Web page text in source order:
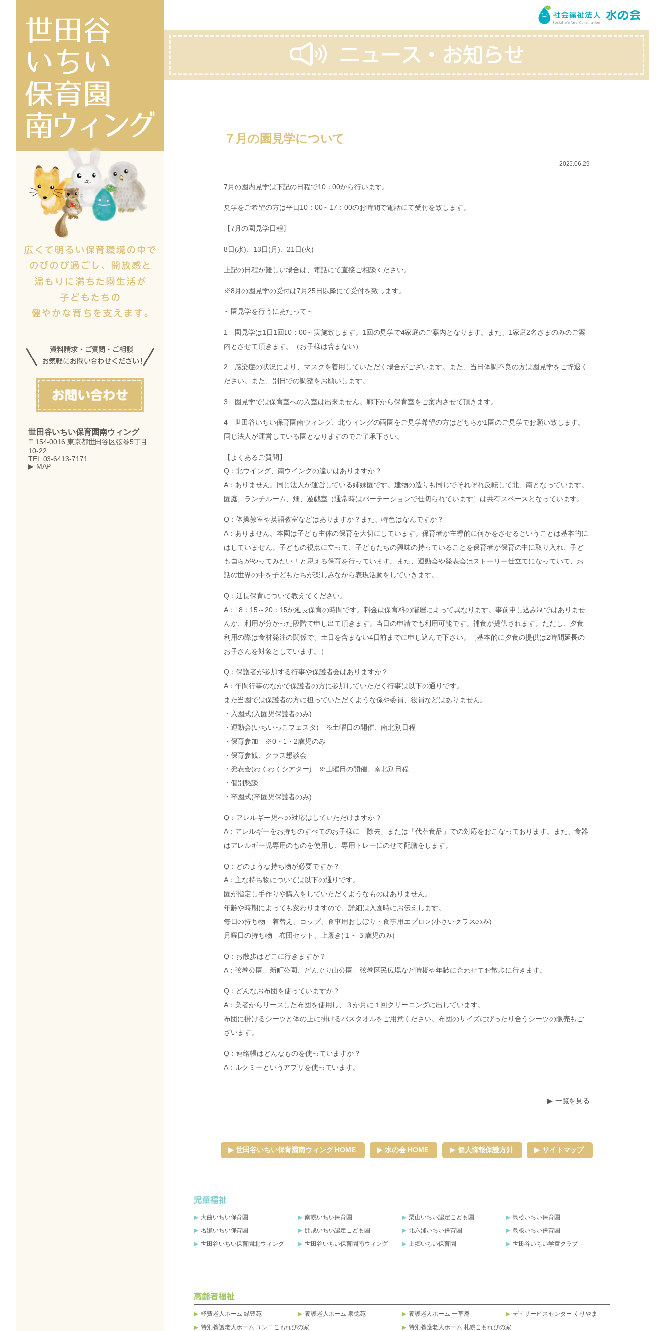
世田谷いちい保育園南ウィング
〒154-0016 東京都世田谷区弦巻5丁目
10-22
TEL:03-6413-7171
MAP
７月の園見学について
2026.06.29
7月の園内見学は下記の日程で10：00から行います。
見学をご希望の方は平日10：00～17：00のお時間で電話にて受付を致します。
【7月の園見学日程】
8日(水)、13日(月)、21日(火)
上記の日程が難しい場合は、電話にて直接ご相談ください。
※8月の園見学の受付は7月25日以降にて受付を致します。
～園見学を行うにあたって～
1 園見学は1日1回10：00～実施致します。1回の見学で4家庭のご案内となります。また、1家庭2名さまのみのご案
内とさせて頂きます。（お子様は含まない）
2 感染症の状況により、マスクを着用していただく場合がございます。また、当日体調不良の方は園見学をご辞退く
ださい。また、別日での調整をお願いします。
3 園見学では保育室への入室は出来ません。廊下から保育室をご案内させて頂きます。
4 世田谷いちい保育園南ウィング、北ウィングの両園をご見学希望の方はどちらか1園のご見学でお願い致します。
同じ法人が運営している園となりますのでご了承下さい。
【よくあるご質問】
Q：北ウイング、南ウイングの違いはありますか？
A：ありません。同じ法人が運営している姉妹園です。建物の造りも同じでそれぞれ反転して北、南となっています。
園庭、ランチルーム、畑、遊戯室（通常時はパーテーションで仕切られています）は共有スペースとなっています。
Q：体操教室や英語教室などはありますか？また、特色はなんですか？
A：ありません。本園は子ども主体の保育を大切にしています。保育者が主導的に何かをさせるということは基本的に
はしていません。子どもの視点に立って、子どもたちの興味の持っていることを保育者が保育の中に取り入れ、子ど
も自らがやってみたい！と思える保育を行っています。また、運動会や発表会はストーリー仕立てになっていて、お
話の世界の中を子どもたちが楽しみながら表現活動をしていきます。
Q：延長保育について教えてください。
A：18：15～20：15が延長保育の時間です。料金は保育料の階層によって異なります。事前申し込み制ではありませ
んが、利用が分かった段階で申し出て頂きます。当日の申請でも利用可能です。補食が提供されます。ただし、夕食
利用の際は食材発注の関係で、土日を含まない4日前までに申し込んで下さい。（基本的に夕食の提供は2時間延長の
お子さんを対象としています。）
Q：保護者が参加する行事や保護者会はありますか？
A：年間行事のなかで保護者の方に参加していただく行事は以下の通りです。
また当園では保護者の方に担っていただくような係や委員、役員などはありません。
・入園式(入園児保護者のみ)
・運動会(いちいっこフェスタ) ※土曜日の開催、南北別日程
・保育参加 ※0・1・2歳児のみ
・保育参観、クラス懇談会
・発表会(わくわくシアター) ※土曜日の開催、南北別日程
・個別懇談
・卒園式(卒園児保護者のみ)
Q：アレルギー児への対応はしていただけますか？
A：アレルギーをお持ちのすべてのお子様に「除去」または「代替食品」での対応をおこなっております。また、食器
はアレルギー児専用のものを使用し、専用トレーにのせて配膳をします。
Q：どのような持ち物が必要ですか？
A：主な持ち物については以下の通りです。
園が指定し手作りや購入をしていただくようなものはありません。
年齢や時期によっても変わりますので、詳細は入園時にお伝えします。
毎日の持ち物 着替え、コップ、食事用おしぼり・食事用エプロン(小さいクラスのみ)
月曜日の持ち物 布団セット、上履き(１～５歳児のみ)
Q：お散歩はどこに行きますか？
A：弦巻公園、新町公園、どんぐり山公園、弦巻区民広場など時期や年齢に合わせてお散歩に行きます。
Q：どんなお布団を使っていますか？
A：業者からリースした布団を使用し、３か月に１回クリーニングに出しています。
布団に掛けるシーツと体の上に掛けるバスタオルをご用意ください。布団のサイズにぴったり合うシーツの販売もご
ざいます。
Q：連絡帳はどんなものを使っていますか？
A：ルクミーというアプリを使っています。
一覧を見る
世田谷いちい保育園南ウィング HOME 水の会 HOME 個人情報保護方針 サイトマップ
大曲いちい保育園 南幌いちい保育園 栗山いちい認定こども園
島松いちい保育園
名瀬いちい保育園
開成いちい認定こども園 北六浦いちい保育園
島根いちい保育園
世田谷いちい保育園北ウィング
世田谷いちい保育園南ウィング 上郷いちい保育園 世田谷いちい学童クラブ
軽費老人ホーム 緑豊苑 養護老人ホーム 泉徳苑 養護老人ホーム 一草庵
デイサービスセンター くりやま
特別養護老人ホーム ユンニこもれびの家
特別養護老人ホーム 札幌こもれびの家